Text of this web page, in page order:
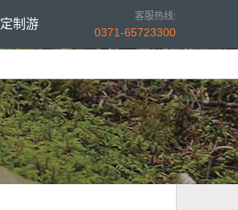
定制游
客服热线:
0371-65723300